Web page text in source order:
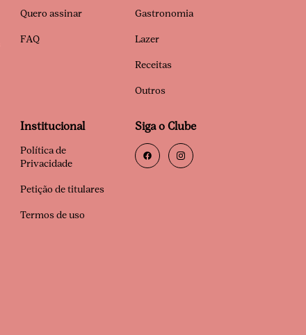
Quero assinar
FAQ
Gastronomia
Lazer
Receitas
Outros
Institucional
Política de
Privacidade
Petição de titulares
Termos de uso
Siga o Clube